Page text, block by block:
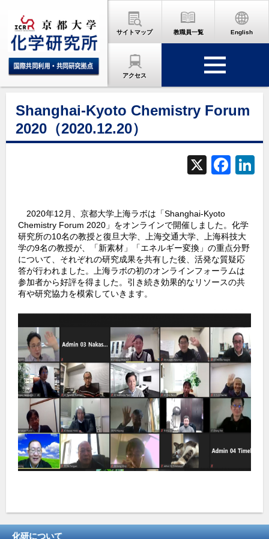
サイトマップ 教職員一覧 English
アクセス
Shanghai-Kyoto Chemistry Forum
2020（2020.12.20）
X
F
e
b
o
o
2020年12月、京都大学上海ラボは「Shanghai-Kyoto
Chemistry Forum 2020」をオンラインで開催しました。化学
研究所の10名の教授と復旦大学、上海交通大学、上海科技大
学の9名の教授が、「新素材」「エネルギー変換」の重点分野
について、それぞれの研究成果を共有した後、活発な質疑応
答が行われました。上海ラボの初のオンラインフォーラムは
参加者から好評を得ました。引き続き効果的なリソースの共
有や研究協力を模索していきます。
化研について